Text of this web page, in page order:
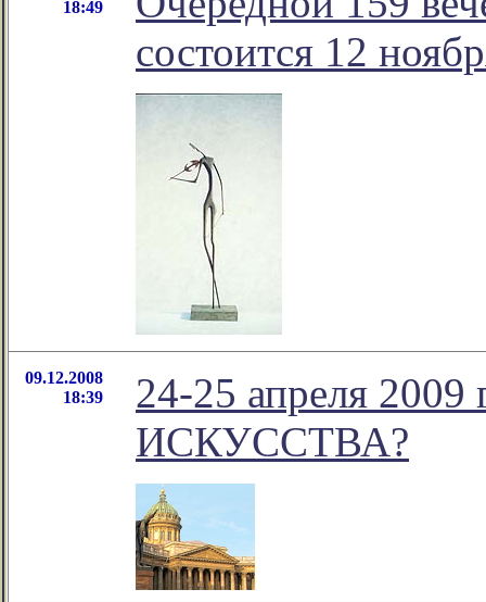
18:49
состоится 12
09.12.2008
18:39
24-25 апреля
ИСКУССТВА?